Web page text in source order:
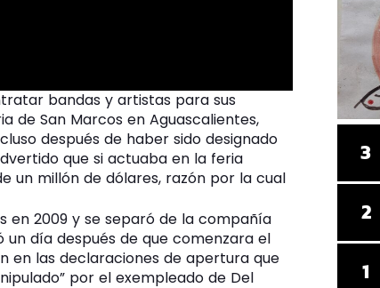
bandas y artistas para sus
de San Marcos en Aguascalientes,
después de haber sido designado
que si actuaba en la feria
un millón de dólares, razón por la cual
en 2009 y se separó de la compañía
día después de que comenzara el
en las declaraciones de apertura que
por el exempleado de Del
1
2
3